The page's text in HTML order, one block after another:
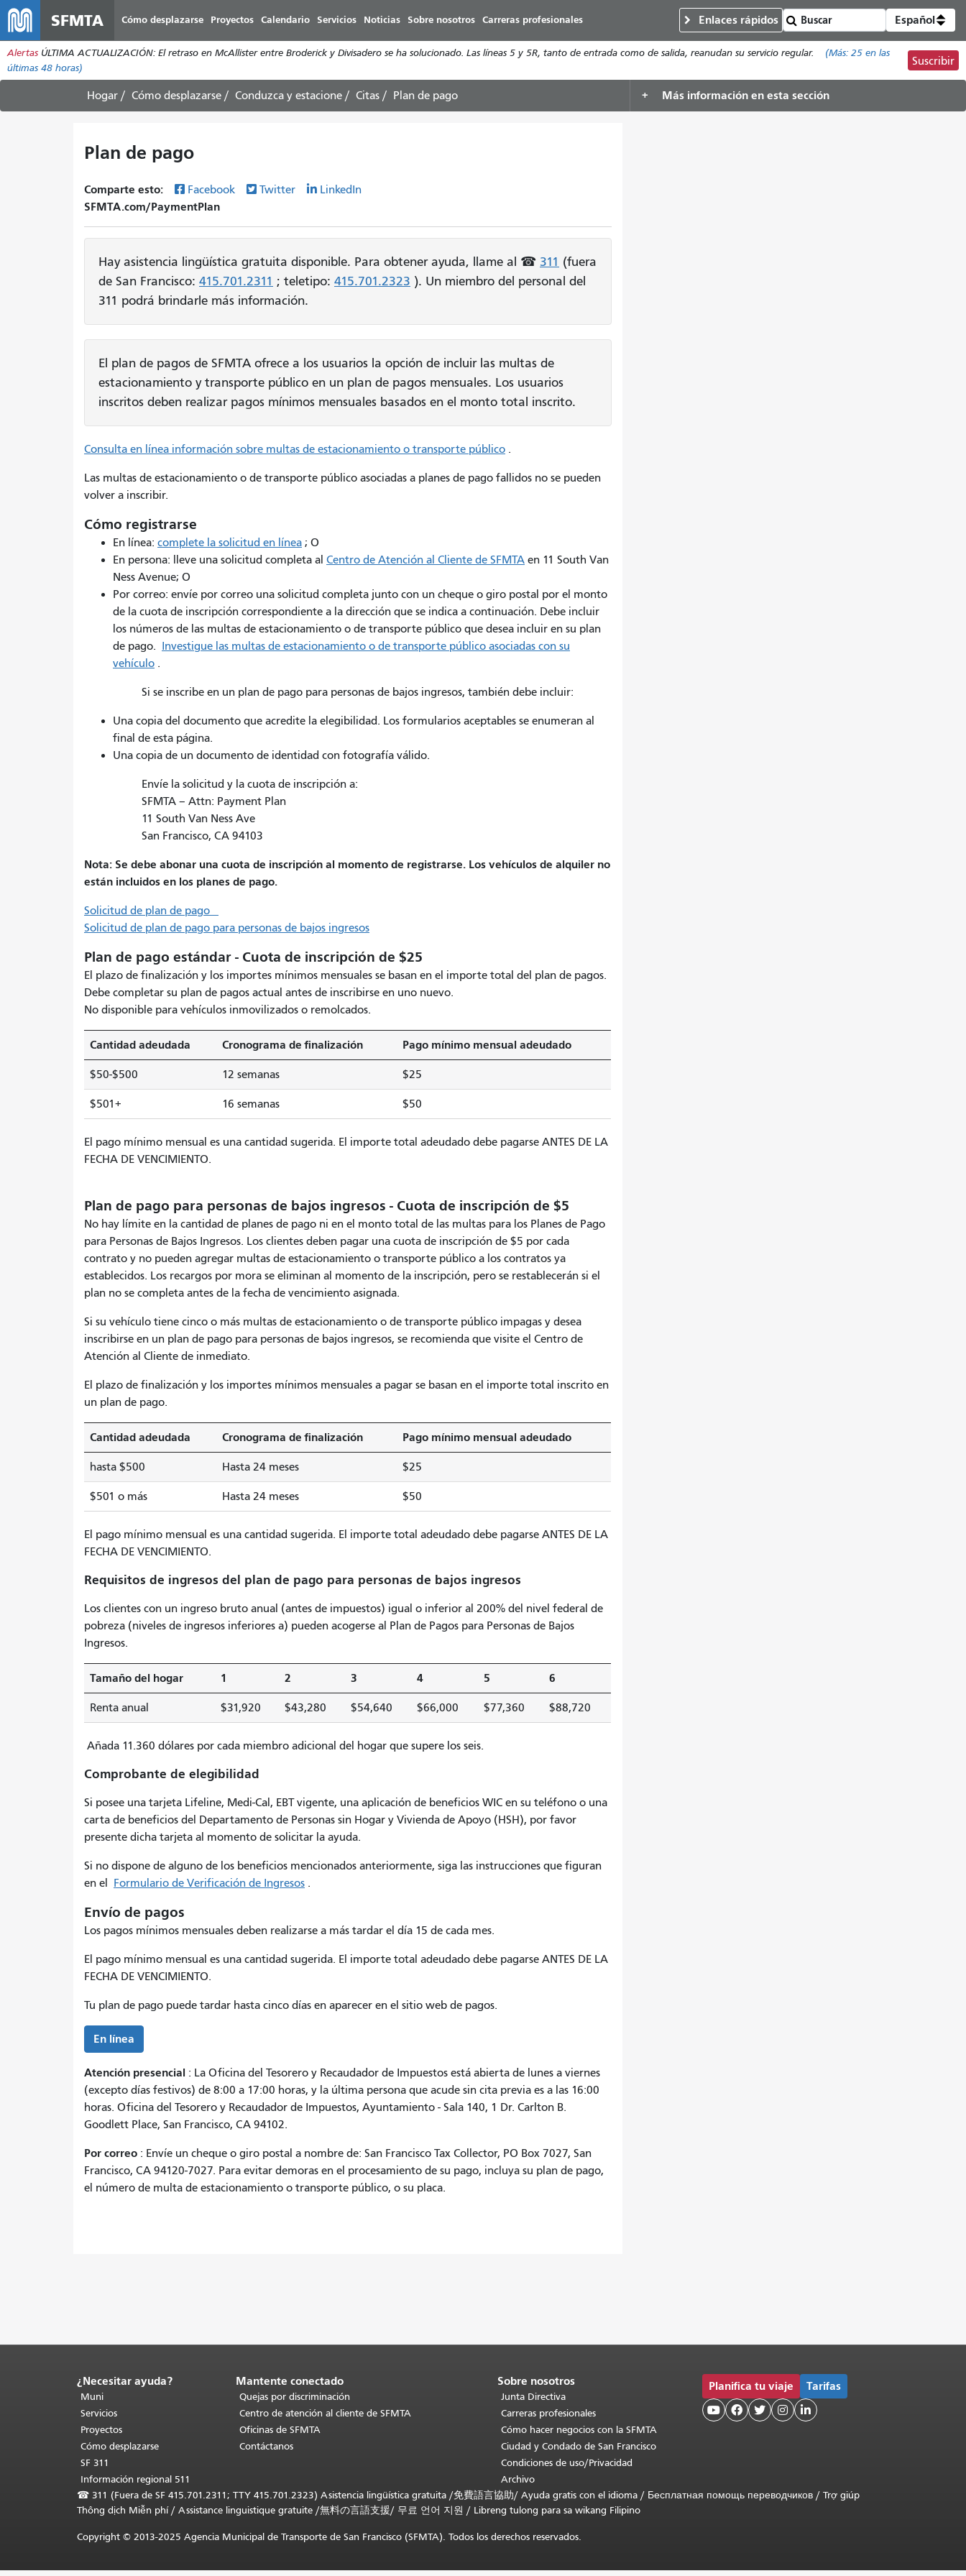
al
contenido
principal
SFMTA Cómo desplazarse Proyectos Calendario Servicios Noticias Sobre nosotros Carreras profesionales Enlaces rápidos Español
Alertas ÚLTIMA ACTUALIZACIÓN: El retraso en McAllister entre Broderick y Divisadero se ha solucionado. Las líneas 5 y 5R, tanto de entrada como de salida, reanudan su servicio regular. (Más: 25 en las
últimas 48 horas)
Suscribir
Hogar Cómo desplazarse Conduzca y estacione Citas Plan de pago Más información en esta sección
Plan de pago
Comparte esto: Facebook Twitter LinkedIn
SFMTA.com/PaymentPlan
Hay asistencia lingüística gratuita disponible. Para obtener ayuda, llame al ☎ 311 (fuera
de San Francisco: 415.701.2311 ; teletipo: 415.701.2323 ). Un miembro del personal del
311 podrá brindarle más información.
El plan de pagos de SFMTA ofrece a los usuarios la opción de incluir las multas de
estacionamiento y transporte público en un plan de pagos mensuales. Los usuarios
inscritos deben realizar pagos mínimos mensuales basados ​​en el monto total inscrito.
Consulta en línea información sobre multas de estacionamiento o transporte público .
Las multas de estacionamiento o de transporte público asociadas a planes de pago fallidos no se pueden
volver a inscribir.
Cómo registrarse
En línea: complete la solicitud en línea ; O
En persona: lleve una solicitud completa al Centro de Atención al Cliente de SFMTA en 11 South Van
Ness Avenue; O
Por correo: envíe por correo una solicitud completa junto con un cheque o giro postal por el monto
de la cuota de inscripción correspondiente a la dirección que se indica a continuación. Debe incluir
los números de las multas de estacionamiento o de transporte público que desea incluir en su plan
de pago. Investigue las multas de estacionamiento o de transporte público asociadas con su
vehículo .
Si se inscribe en un plan de pago para personas de bajos ingresos, también debe incluir:
Una copia del documento que acredite la elegibilidad. Los formularios aceptables se enumeran al
final de esta página.
Una copia de un documento de identidad con fotografía válido.
Envíe la solicitud y la cuota de inscripción a:
SFMTA – Attn: Payment Plan
11 South Van Ness Ave
San Francisco, CA 94103
Nota: Se debe abonar una cuota de inscripción al momento de registrarse. Los vehículos de alquiler no
están incluidos en los planes de pago.
Solicitud de plan de pago
Solicitud de plan de pago para personas de bajos ingresos
Plan de pago estándar - Cuota de inscripción de $25
El plazo de finalización y los importes mínimos mensuales se basan en el importe total del plan de pagos.
Debe completar su plan de pagos actual antes de inscribirse en uno nuevo.
No disponible para vehículos inmovilizados o remolcados.
Cantidad adeudada Cronograma de finalización Pago mínimo mensual adeudado
$50-$500 12 semanas $25
$501+ 16 semanas $50
El pago mínimo mensual es una cantidad sugerida. El importe total adeudado debe pagarse ANTES DE LA
FECHA DE VENCIMIENTO.
Plan de pago para personas de bajos ingresos - Cuota de inscripción de $5
No hay límite en la cantidad de planes de pago ni en el monto total de las multas para los Planes de Pago
para Personas de Bajos Ingresos. Los clientes deben pagar una cuota de inscripción de $5 por cada
contrato y no pueden agregar multas de estacionamiento o transporte público a los contratos ya
establecidos. Los recargos por mora se eliminan al momento de la inscripción, pero se restablecerán si el
plan no se completa antes de la fecha de vencimiento asignada.
Si su vehículo tiene cinco o más multas de estacionamiento o de transporte público impagas y desea
inscribirse en un plan de pago para personas de bajos ingresos, se recomienda que visite el Centro de
Atención al Cliente de inmediato.
El plazo de finalización y los importes mínimos mensuales a pagar se basan en el importe total inscrito en
un plan de pago.
Cantidad adeudada Cronograma de finalización Pago mínimo mensual adeudado
hasta $500 Hasta 24 meses $25
$501 o más Hasta 24 meses $50
El pago mínimo mensual es una cantidad sugerida. El importe total adeudado debe pagarse ANTES DE LA
FECHA DE VENCIMIENTO.
Requisitos de ingresos del plan de pago para personas de bajos ingresos
Los clientes con un ingreso bruto anual (antes de impuestos) igual o inferior al 200% del nivel federal de
pobreza (niveles de ingresos inferiores a) pueden acogerse al Plan de Pagos para Personas de Bajos
Ingresos.
Tamaño del hogar 1 2 3 4 5 6
Renta anual $31,920 $43,280 $54,640 $66,000 $77,360 $88,720
Añada 11.360 dólares por cada miembro adicional del hogar que supere los seis.
Comprobante de elegibilidad
Si posee una tarjeta Lifeline, Medi-Cal, EBT vigente, una aplicación de beneficios WIC en su teléfono o una
carta de beneficios del Departamento de Personas sin Hogar y Vivienda de Apoyo (HSH), por favor
presente dicha tarjeta al momento de solicitar la ayuda.
Si no dispone de alguno de los beneficios mencionados anteriormente, siga las instrucciones que figuran
en el Formulario de Verificación de Ingresos .
Envío de pagos
Los pagos mínimos mensuales deben realizarse a más tardar el día 15 de cada mes.
El pago mínimo mensual es una cantidad sugerida. El importe total adeudado debe pagarse ANTES DE LA
FECHA DE VENCIMIENTO.
Tu plan de pago puede tardar hasta cinco días en aparecer en el sitio web de pagos.
En línea
Atención presencial : La Oficina del Tesorero y Recaudador de Impuestos está abierta de lunes a viernes
(excepto días festivos) de 8:00 a 17:00 horas, y la última persona que acude sin cita previa es a las 16:00
horas. Oficina del Tesorero y Recaudador de Impuestos, Ayuntamiento - Sala 140, 1 Dr. Carlton B.
Goodlett Place, San Francisco, CA 94102.
Por correo : Envíe un cheque o giro postal a nombre de: San Francisco Tax Collector, PO Box 7027, San
Francisco, CA 94120-7027. Para evitar demoras en el procesamiento de su pago, incluya su plan de pago,
el número de multa de estacionamiento o transporte público, o su placa.
Fin
del
contenido
de
la
página.
esta
página
se
¿Necesitar ayuda?
Muni
Servicios
Proyectos
Cómo desplazarse
SF 311
Información regional 511
Mantente conectado
Quejas por discriminación
Centro de atención al cliente de SFMTA
Oficinas de SFMTA
Contáctanos
Sobre nosotros
Junta Directiva
Carreras profesionales
Cómo hacer negocios con la SFMTA
Ciudad y Condado de San Francisco
Condiciones de uso/Privacidad
Archivo
Planifica tu viaje Tarifas
    
☎ 311 (Fuera de SF 415.701.2311; TTY 415.701.2323) Asistencia lingüística gratuita /免費語言協助/ Ayuda gratis con el idioma / Бесплатная помощь переводчиков / Trợ giúp
Thông dịch Miễn phí/ Assistance linguistique gratuite /無料の言語支援/ 무료 언어 지원 / Libreng tulong para sa wikang Filipino
Copyright © 2013-2025 Agencia Municipal de Transporte de San Francisco (SFMTA). Todos los derechos reservados.